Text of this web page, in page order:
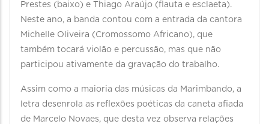
Prestes (baixo) e Thiago Araújo (flauta e esclaeta).
Neste ano, a banda contou com a entrada da cantora
Michelle Oliveira (Cromossomo Africano), que
também tocará violão e percussão, mas que não
participou ativamente da gravação do trabalho.
Assim como a maioria das músicas da Marimbando, a
letra desenrola as reflexões poéticas da caneta afiada
de Marcelo Novaes, que desta vez observa relações